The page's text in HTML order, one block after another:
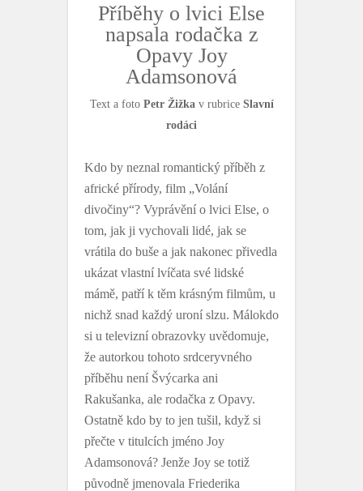
Příběhy o lvici Else
napsala rodačka z
Opavy Joy
Adamsonová
Text a foto Petr Žižka v rubrice Slavní
rodáci
Kdo by neznal romantický příběh z
africké přírody, film „Volání
divočiny“? Vyprávění o lvici Else, o
tom, jak ji vychovali lidé, jak se
vrátila do buše a jak nakonec přivedla
ukázat vlastní lvíčata své lidské
mámě, patří k těm krásným filmům, u
nichž snad každý uroní slzu. Málokdo
si u televizní obrazovky uvědomuje,
že autorkou tohoto srdceryvného
příběhu není Švýcarka ani
Rakušanka, ale rodačka z Opavy.
Ostatně kdo by to jen tušil, když si
přečte v titulcích jméno Joy
Adamsonová? Jenže Joy se totiž
původně jmenovala Friederika